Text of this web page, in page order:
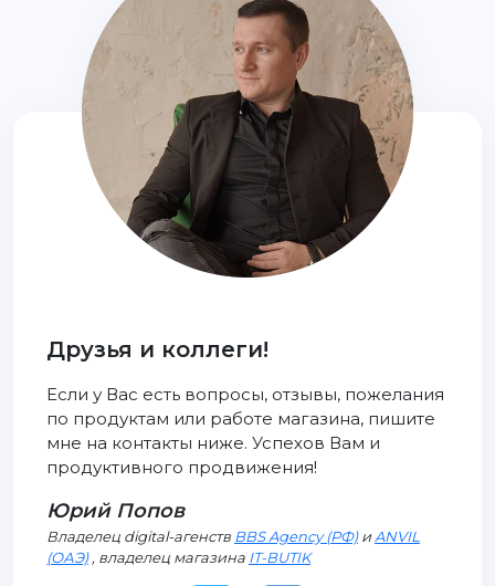
Друзья и коллеги!
Если у Вас есть вопросы, отзывы, пожелания
по продуктам или работе магазина, пишите
мне на контакты ниже. Успехов Вам и
продуктивного продвижения!
Юрий Попов
Владелец digital-агенств BBS Agency (РФ)иANVIL
(ОАЭ), владелец магазина IT-BUTIK